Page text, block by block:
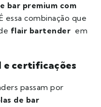
bar premium com
essa combinação que
flair bartender em
e certificações
passam por
de bar